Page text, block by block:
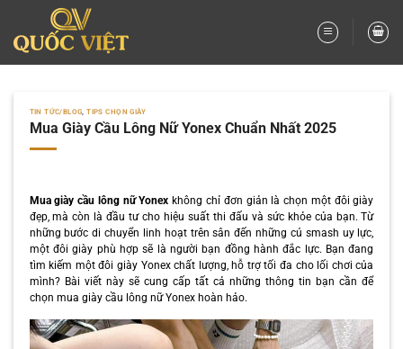
nội
dung
TIN TỨC/BLOG ,TIPS CHỌN GIÀY
Mua Giày Cầu Lông Nữ Yonex Chuẩn Nhất 2025
Mua giày cầu lông nữ Yonex không chỉ đơn giản là chọn một đôi giày
đẹp, mà còn là đầu tư cho hiệu suất thi đấu và sức khỏe của bạn. Từ
những bước di chuyển linh hoạt trên sân đến những cú smash uy lực,
một đôi giày phù hợp sẽ là người bạn đồng hành đắc lực. Bạn đang
tìm kiếm một đôi giày Yonex chất lượng, hỗ trợ tối đa cho lối chơi của
mình? Bài viết này sẽ cung cấp tất cả những thông tin bạn cần để
chọn mua giày cầu lông nữ Yonex hoàn hảo.